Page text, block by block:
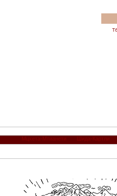
Мцхета-Мтианети Шида-Картли